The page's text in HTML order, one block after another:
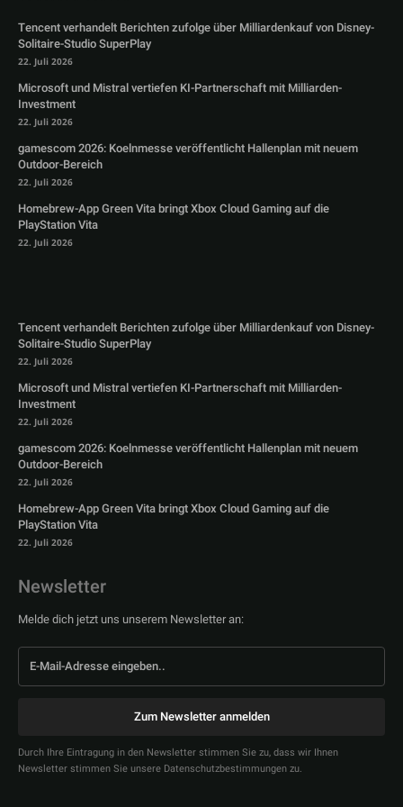
Tencent verhandelt Berichten zufolge über Milliardenkauf von Disney-
Solitaire-Studio SuperPlay
22. Juli 2026
Microsoft und Mistral vertiefen KI-Partnerschaft mit Milliarden-
Investment
22. Juli 2026
gamescom 2026: Koelnmesse veröffentlicht Hallenplan mit neuem
Outdoor-Bereich
22. Juli 2026
Homebrew-App Green Vita bringt Xbox Cloud Gaming auf die
PlayStation Vita
22. Juli 2026
Tencent verhandelt Berichten zufolge über Milliardenkauf von Disney-
Solitaire-Studio SuperPlay
22. Juli 2026
Microsoft und Mistral vertiefen KI-Partnerschaft mit Milliarden-
Investment
22. Juli 2026
gamescom 2026: Koelnmesse veröffentlicht Hallenplan mit neuem
Outdoor-Bereich
22. Juli 2026
Homebrew-App Green Vita bringt Xbox Cloud Gaming auf die
PlayStation Vita
22. Juli 2026
Newsletter
Melde dich jetzt uns unserem Newsletter an:
Zum Newsletter anmelden
Durch Ihre Eintragung in den Newsletter stimmen Sie zu, dass wir Ihnen
Newsletter stimmen Sie unsere Datenschutzbestimmungen zu.